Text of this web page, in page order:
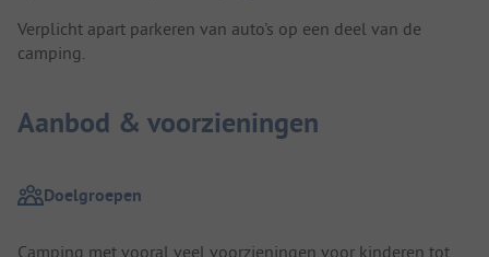
Verplicht apart parkeren van auto's op een deel van de
camping.
Aanbod & voorzieningen
Doelgroepen
Camping met vooral veel voorzieningen voor kinderen tot